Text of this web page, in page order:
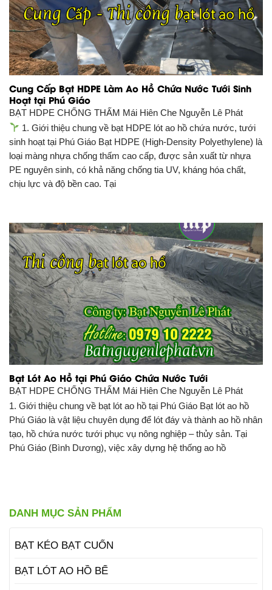
DANH MỤC SẢN PHẨM
BẠT KÉO BẠT CUỐN
BẠT LÓT AO HỒ BỂ
Cung Cấp Bạt HDPE Làm Ao Hồ Chứa Nước Tưới Sinh
Hoạt tại Phú Giáo
BẠT HDPE CHỐNG THẤM Mái Hiên Che Nguyễn Lê Phát
1. Giới thiệu chung về bạt HDPE lót ao hồ chứa nước, tưới
sinh hoạt tại Phú Giáo Bạt HDPE (High-Density Polyethylene) là
loại màng nhựa chống thấm cao cấp, được sản xuất từ nhựa
PE nguyên sinh, có khả năng chống tia UV, kháng hóa chất,
chịu lực và độ bền cao. Tại
Bạt Lót Ao Hồ tại Phú Giáo Chứa Nước Tưới
BẠT HDPE CHỐNG THẤM Mái Hiên Che Nguyễn Lê Phát
1. Giới thiệu chung về bạt lót ao hồ tại Phú Giáo Bạt lót ao hồ
Phú Giáo là vật liệu chuyên dụng để lót đáy và thành ao hồ nhân
tạo, hồ chứa nước tưới phục vụ nông nghiệp – thủy sản. Tại
Phú Giáo (Bình Dương), việc xây dựng hệ thống ao hồ